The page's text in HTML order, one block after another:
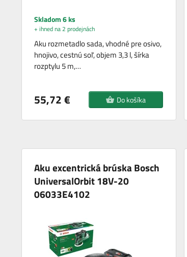
Skladom 6 ks
+ ihned na 2 prodejnách
Aku rozmetadlo sada, vhodné pre osivo,
hnojivo, cestnú soľ, objem 3,3 l, šírka
rozptylu 5 m,…
55,72 € Do košíka
Aku excentrická brúska Bosch
UniversalOrbit 18V-20
06033E4102